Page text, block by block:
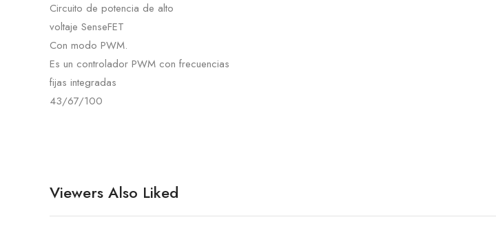
Circuito de potencia de alto
voltaje SenseFET
Con modo PWM.
Es un controlador PWM con frecuencias
fijas integradas
43/67/100
Viewers Also Liked